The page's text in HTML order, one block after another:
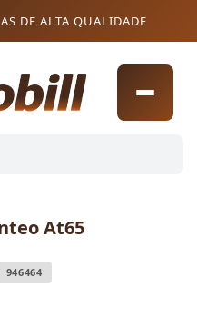
DE ALTA QUALIDADE
At65
946464